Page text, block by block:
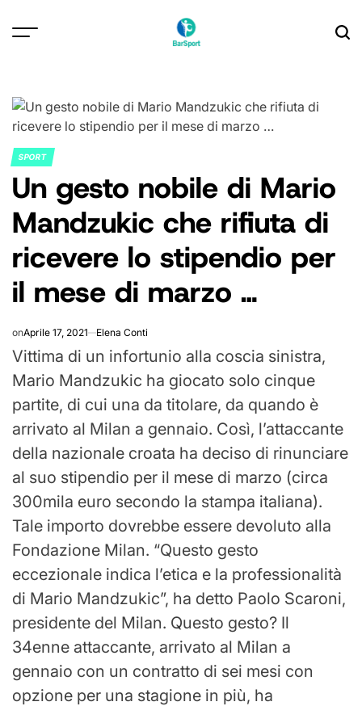
POSTED
IN
SPORT
Un gesto nobile di Mario
Mandzukic che rifiuta di
ricevere lo stipendio per
il mese di marzo …
onAprile 17, 2021 Elena Conti
Vittima di un infortunio alla coscia sinistra,
Mario Mandzukic ha giocato solo cinque
partite, di cui una da titolare, da quando è
arrivato al Milan a gennaio. Così, l’attaccante
della nazionale croata ha deciso di rinunciare
al suo stipendio per il mese di marzo (circa
300mila euro secondo la stampa italiana).
Tale importo dovrebbe essere devoluto alla
Fondazione Milan. “Questo gesto
eccezionale indica l’etica e la professionalità
di Mario Mandzukic”, ha detto Paolo Scaroni,
presidente del Milan. Questo gesto? Il
34enne attaccante, arrivato al Milan a
gennaio con un contratto di sei mesi con
opzione per una stagione in più, ha